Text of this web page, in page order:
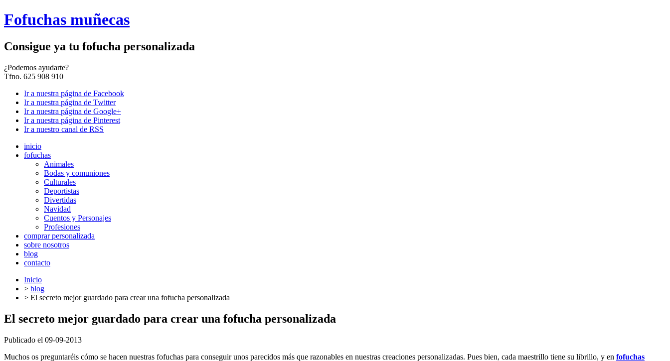
Fofuchas muñecas
Consigue ya tu fofucha personalizada
¿Podemos ayudarte?
Tfno. 625 908 910
Ir a nuestra página de Facebook
Ir a nuestra página de Twitter
Ir a nuestra página de Google+
Ir a nuestra página de Pinterest
Ir a nuestro canal de RSS
inicio
fofuchas
Animales
Bodas y comuniones
Culturales
Deportistas
Divertidas
Navidad
Cuentos y Personajes
Profesiones
comprar personalizada
sobre nosotros
blog
contacto
Inicio
> blog
> El secreto mejor guardado para crear una fofucha personalizada
El secreto mejor guardado para crear una fofucha personalizada
Publicado el 09-09-2013
Muchos os preguntaréis cómo se hacen nuestras fofuchas para conseguir unos parecidos más que razonables en nuestras creaciones personalizadas. Pues bien, cada maestrillo tiene su librillo, y en fofuchas